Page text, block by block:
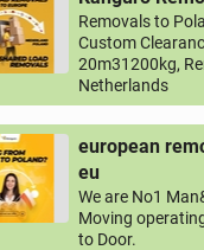
Removals to
Custom
20m31200kg,
Netherlands
european
eu
We are No1
Moving
to Door.